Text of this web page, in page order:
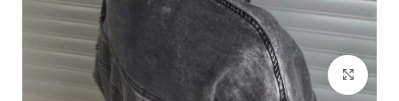
Click to enlarge